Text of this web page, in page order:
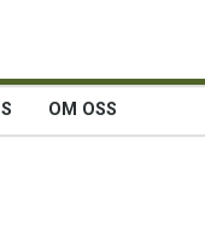
OM OSS